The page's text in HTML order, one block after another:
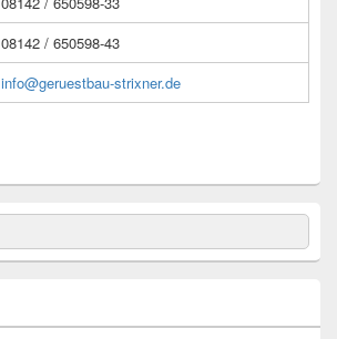
08142 / 650598-43
info@geruestbau-strixner.de